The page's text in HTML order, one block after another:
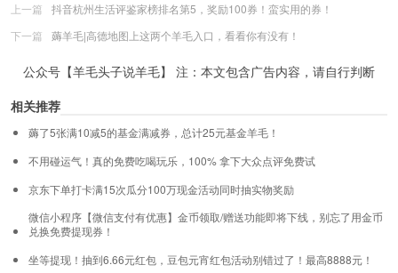
上一篇
抖音杭州生活评鉴家榜排名第5，奖励100券！蛮实用的券！
下一篇
薅羊毛|高德地图上这两个羊毛入口，看看你有没有！
公众号【羊毛头子说羊毛】 注：本文包含广告内容，请自行判断
相关推荐
薅了5张满10减5的基金满减券，总计25元基金羊毛！
不用碰运气！真的免费吃喝玩乐，100% 拿下大众点评免费试
京东下单打卡满15次瓜分100万现金活动同时抽实物奖励
微信小程序【微信支付有优惠】金币领取/赠送功能即将下线，别忘了用金币
兑换免费提现券！
坐等提现！抽到6.66元红包，豆包元宵红包活动别错过了！最高8888元！